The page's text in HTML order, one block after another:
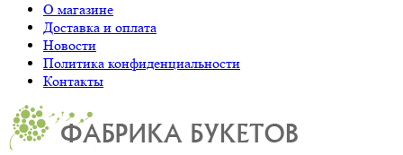
О магазине
Доставка и оплата
Новости
Политика конфиденциальности
Контакты